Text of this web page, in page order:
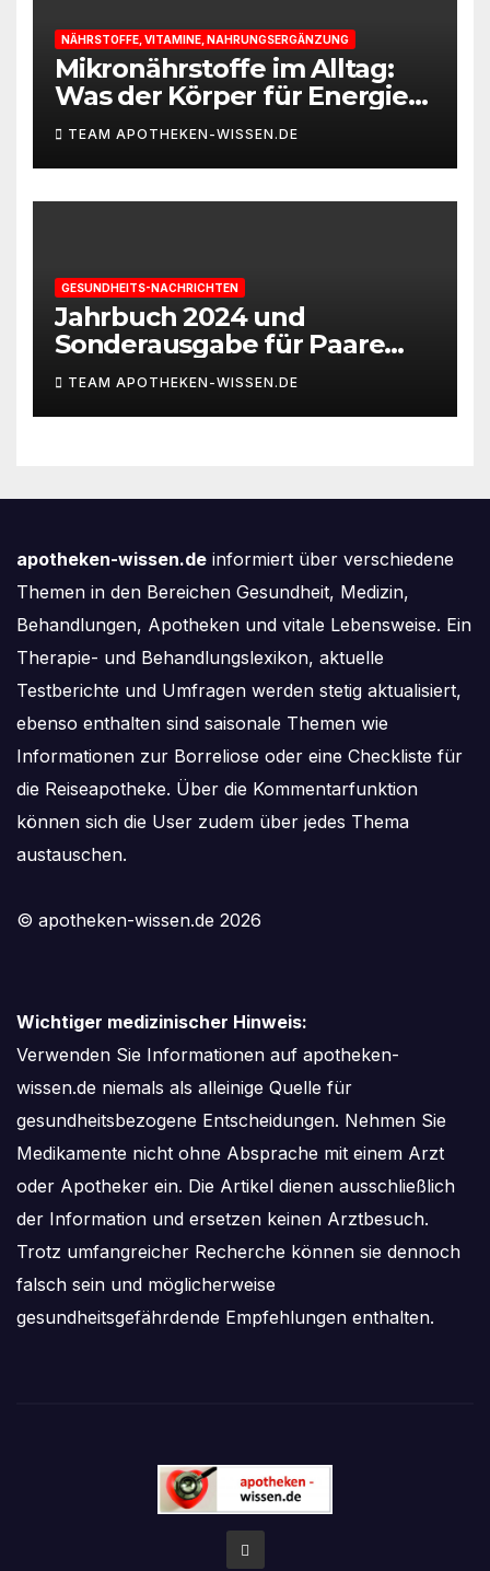
NÄHRSTOFFE, VITAMINE, NAHRUNGSERGÄNZUNG
Mikronährstoffe im Alltag:
Was der Körper für Energie
und Leistungsfähigkeit
braucht
TEAM APOTHEKEN-WISSEN.DE
GESUNDHEITS-NACHRICHTEN
Jahrbuch 2024 und
Sonderausgabe für Paare
des Deutschen IVF-Registers:
Zahl der Mehrlingsgeburten
nach
TEAM APOTHEKEN-WISSEN.DE
apotheken-wissen.de informiert über verschiedene
Themen in den Bereichen Gesundheit, Medizin,
Behandlungen, Apotheken und vitale Lebensweise. Ein
Therapie- und Behandlungslexikon, aktuelle
Testberichte und Umfragen werden stetig aktualisiert,
ebenso enthalten sind saisonale Themen wie
Informationen zur Borreliose oder eine Checkliste für
die Reiseapotheke. Über die Kommentarfunktion
können sich die User zudem über jedes Thema
austauschen.
© apotheken-wissen.de 2026
Wichtiger medizinischer Hinweis:
Verwenden Sie Informationen auf apotheken-
wissen.de niemals als alleinige Quelle für
gesundheitsbezogene Entscheidungen. Nehmen Sie
Medikamente nicht ohne Absprache mit einem Arzt
oder Apotheker ein. Die Artikel dienen ausschließlich
der Information und ersetzen keinen Arztbesuch.
Trotz umfangreicher Recherche können sie dennoch
falsch sein und möglicherweise
gesundheitsgefährdende Empfehlungen enthalten.